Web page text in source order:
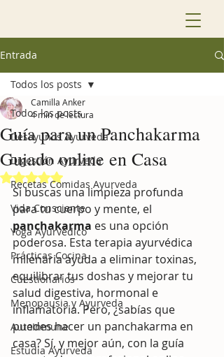
Entrada
Todos los posts
Desayunos Ayurveda
Digestión Ayurveda
Recetas Comidas Ayurveda
Vida Consciente
Yoga Ayurvédico
Prácticas Cocina
Cuestionarios
Menopausia y Ayurveda
AutoInmune
Estudia Ayurveda
Todos los posts
Guía para un Panchakarma
Guiado online en Casa
Camilla Anker
4 min de lectura
Obtuvo NaN de 5 estrellas.
Si buscas una limpieza profunda
para tu cuerpo y mente, el
panchakarma es una opción
poderosa. Esta terapia ayurvédica
milenaria ayuda a eliminar toxinas,
equilibrar tus doshas y mejorar tu
salud digestiva, hormonal e
inflamatoria. Pero, ¿sabías que
puedes hacer un panchakarma en
casa? Sí, y mejor aún, con la guía